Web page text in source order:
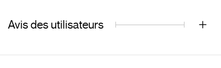
Avis des utilisateurs